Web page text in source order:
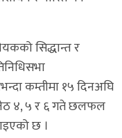
सिद्धान्त र
कम्तीमा १५ दिनअघि
जेठ ४, ५ र ६ गते छलफल
छ ।